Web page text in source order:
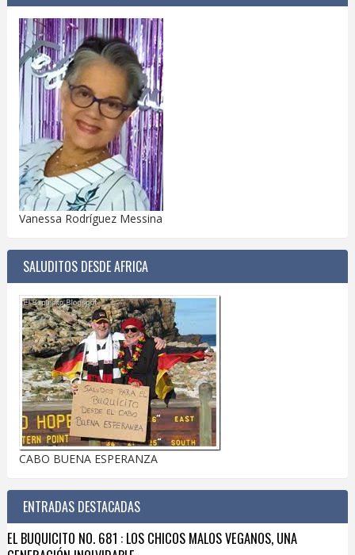
Vanessa Rodríguez Messina
SALUDITOS DESDE AFRICA
CABO BUENA ESPERANZA
ENTRADAS DESTACADAS
EL BUQUICITO NO. 681 : LOS CHICOS MALOS VEGANOS, UNA